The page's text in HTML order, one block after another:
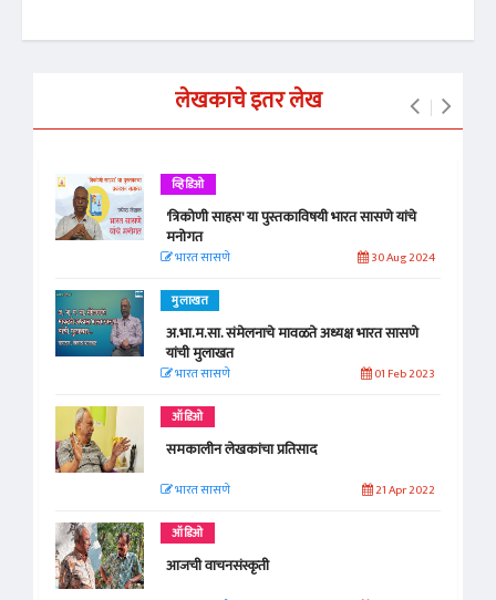
लेखकाचे इतर लेख
व्हिडिओ
'त्रिकोणी साहस' या पुस्तकाविषयी भारत सासणे यांचे
मनोगत
भारत सासणे 30 Aug 2024
मुलाखत
अ.भा.म.सा. संमेलनाचे मावळते अध्यक्ष भारत सासणे
यांची मुलाखत
भारत सासणे 01 Feb 2023
ऑडिओ
समकालीन लेखकांचा प्रतिसाद
भारत सासणे 21 Apr 2022
ऑडिओ
आजची वाचनसंस्कृती